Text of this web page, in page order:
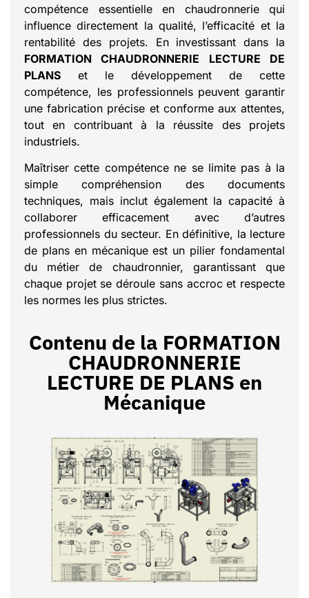
compétence essentielle en chaudronnerie qui
influence directement la qualité, l’efficacité et la
rentabilité des projets. En investissant dans la
FORMATION CHAUDRONNERIE LECTURE DE
PLANS et le développement de cette
compétence, les professionnels peuvent garantir
une fabrication précise et conforme aux attentes,
tout en contribuant à la réussite des projets
industriels.
Maîtriser cette compétence ne se limite pas à la
simple compréhension des documents
techniques, mais inclut également la capacité à
collaborer efficacement avec d’autres
professionnels du secteur. En définitive, la lecture
de plans en mécanique est un pilier fondamental
du métier de chaudronnier, garantissant que
chaque projet se déroule sans accroc et respecte
les normes les plus strictes.
Contenu de la FORMATION
CHAUDRONNERIE
LECTURE DE PLANS en
Mécanique